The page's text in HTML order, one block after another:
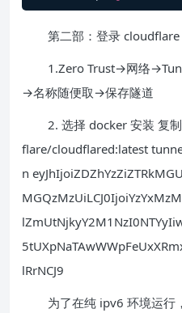
第二部：登录
1.Zero Trust→网络
→名称随便取→保存隧道
2. 选择 docker 安装 复
flare/cloudflared:latest
n
lRrNCJ9
为了在纯 ipv6 环境运行